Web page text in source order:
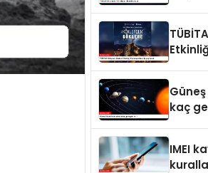
kaç
IMEI